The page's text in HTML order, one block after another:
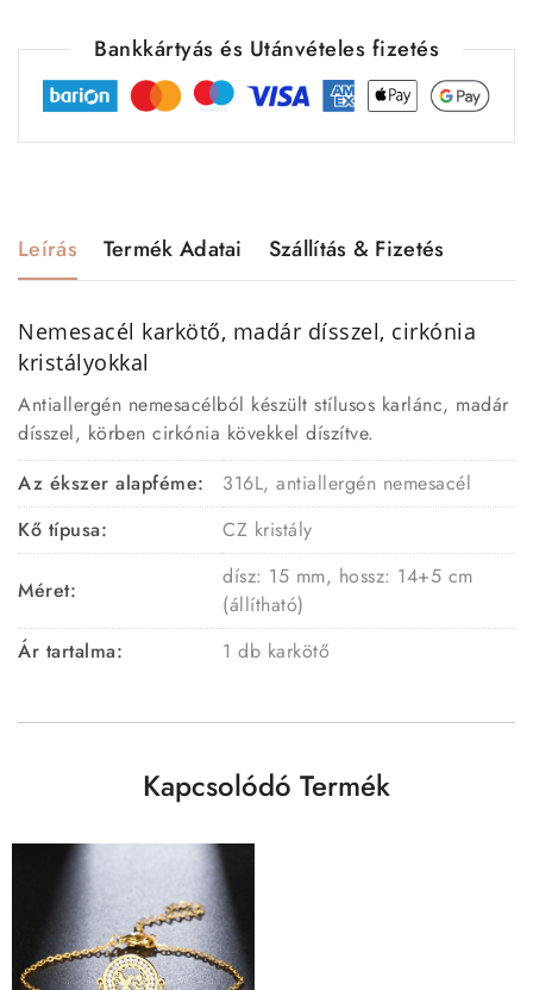
Bankkártyás és Utánvételes fizetés
Leírás Termék Adatai Szállítás & Fizetés
Nemesacél karkötő, madár dísszel, cirkónia
kristályokkal
Antiallergén nemesacélból készült stílusos karlánc, madár
dísszel, körben cirkónia kövekkel díszítve.
Az ékszer alapféme:
316L, antiallergén nemesacél
Kő típusa:
CZ kristály
Méret:
dísz: 15 mm, hossz: 14+5 cm
(állítható)
Ár tartalma:
1 db karkötő
Kapcsolódó Termék